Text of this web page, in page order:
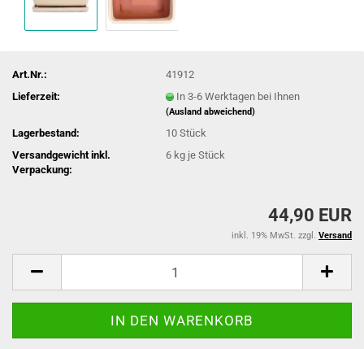
Art.Nr.:
41912
Lieferzeit:
In 3-6 Werktagen bei Ihnen
(Ausland abweichend)
Lagerbestand: 10Stück
Versandgewicht inkl.
Verpackung:
6 kg je Stück
44,90 EUR
inkl. 19% MwSt. zzgl. Versand